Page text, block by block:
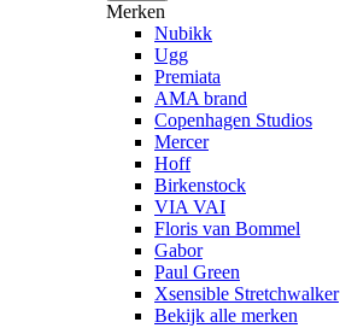
Merken
Nubikk
Ugg
Premiata
AMA brand
Copenhagen Studios
Mercer
Hoff
Birkenstock
VIA VAI
Floris van Bommel
Gabor
Paul Green
Xsensible Stretchwalker
Bekijk alle merken